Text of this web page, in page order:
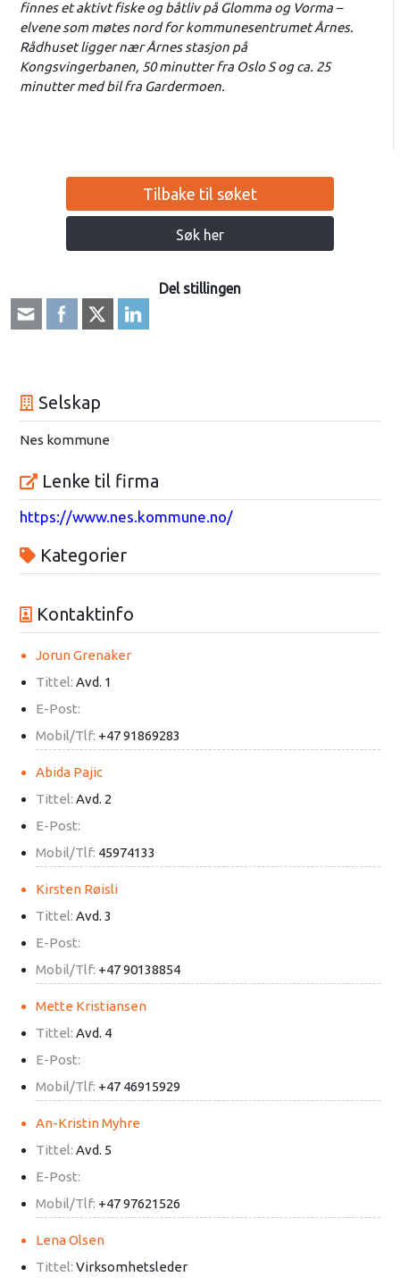
finnes et aktivt fiske og båtliv på Glomma og Vorma –
elvene som møtes nord for kommunesentrumet Årnes.
Rådhuset ligger nær Årnes stasjon på
Kongsvingerbanen, 50 minutter fra Oslo S og ca. 25
minutter med bil fra Gardermoen.
Tilbake til søket
Søk her
Del stillingen
Selskap
Nes kommune
Lenke til firma
https://www.nes.kommune.no/
Kategorier
Kontaktinfo
Jorun Grenaker
Tittel: Avd. 1
E-Post:
Mobil/Tlf: +47 91869283
Abida Pajic
Tittel: Avd. 2
E-Post:
Mobil/Tlf: 45974133
Kirsten Røisli
Tittel: Avd. 3
E-Post:
Mobil/Tlf: +47 90138854
Mette Kristiansen
Tittel: Avd. 4
E-Post:
Mobil/Tlf: +47 46915929
An-Kristin Myhre
Tittel: Avd. 5
E-Post:
Mobil/Tlf: +47 97621526
Lena Olsen
Tittel: Virksomhetsleder